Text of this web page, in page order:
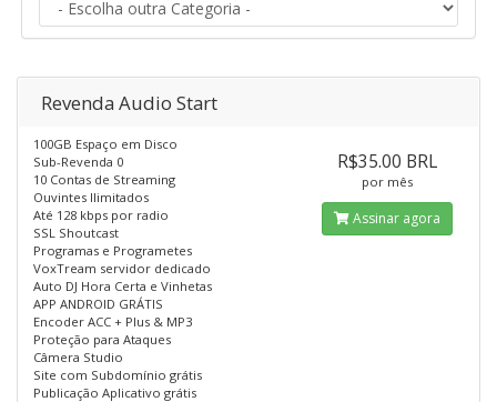
Revenda Audio Start
100GB Espaço em Disco
Sub-Revenda 0
10 Contas de Streaming
Ouvintes Ilimitados
Até 128 kbps por radio
SSL Shoutcast
Programas e Programetes
VoxTream servidor dedicado
Auto DJ Hora Certa e Vinhetas
APP ANDROID GRÁTIS
Encoder ACC + Plus & MP3
Proteção para Ataques
Câmera Studio
Site com Subdomínio grátis
Publicação Aplicativo grátis
R$35.00 BRL
por mês
Assinar agora